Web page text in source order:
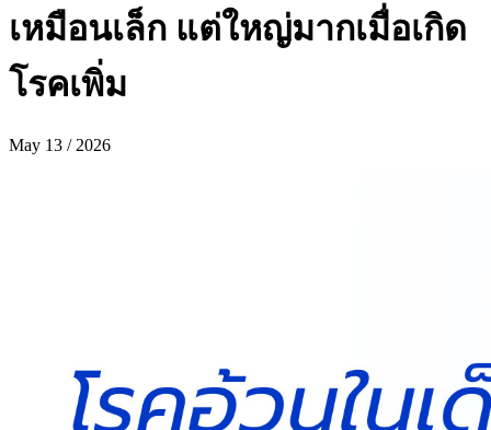
เหมือนเล็ก แต่ใหญ่มากเมื่อเกิด
โรคเพิ่ม
May 13 / 2026